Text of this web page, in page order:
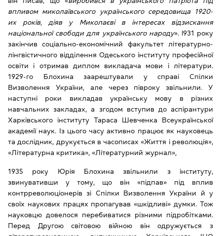
впливом миколаївського українського середовища 1920-
их років, діяв у Миколаєві в інтересах відзискання
національної свободи для українського народу». l931 року
закінчив соціально-економічний факультет літературно-
лінгвістичного відділення Одеського інституту професійної
освіти і отримав диплом викладача мови і літератури.
1929-го Блохина заарештували у справі Спілки
Визволення України, але через півроку звільнили. У
наступні роки викладав українську мову в різних
навчальних закладах, а згодом вступив до аспірантури
Харківського інституту Тараса Шевченка Всеукраїнської
академії наук. Із цього часу активно працює як науковець
та дослідник, друкується в часописах «Життя і революція»,
«Літературна критика», «Літературний журнал»,
1935 року Юрія Блохина звільнили з інституту,
звинувативши у тому, що він «підпав» під вплив
контрреволюціонерів зі Спілки Визволення України й у
своїх наукових працях пропагував «шкідливі» думки. Тож
науковцю довелося перебиватися різними підробітками.
Перед Другою світовою війною він одружується з